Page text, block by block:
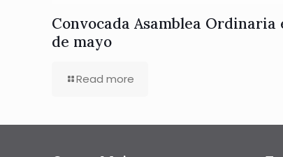
Convocada Asamblea Ordinaria
de mayo
Read more